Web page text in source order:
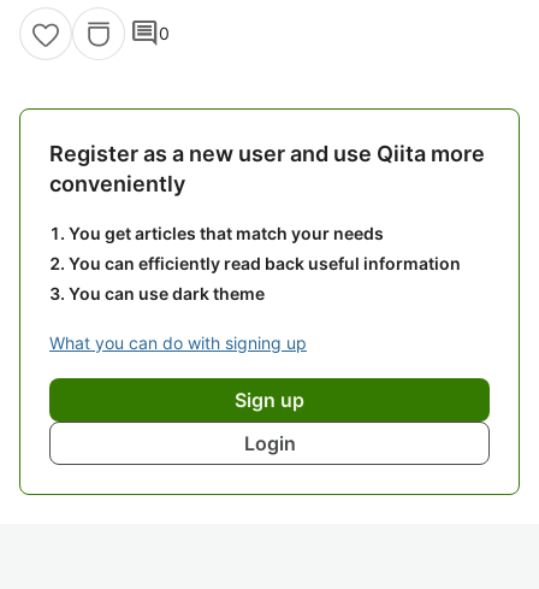
comment0
Register as a new user and use Qiita more
conveniently
You get articles that match your needs
You can efficiently read back useful information
You can use dark theme
What you can do with signing up
Sign up
Login